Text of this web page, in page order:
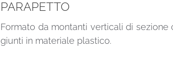
PARAPETTO
Formato da montanti verticali di
giunti in materiale plastico.